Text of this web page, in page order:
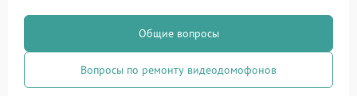
Общие вопросы
Вопросы по ремонту видеодомофонов